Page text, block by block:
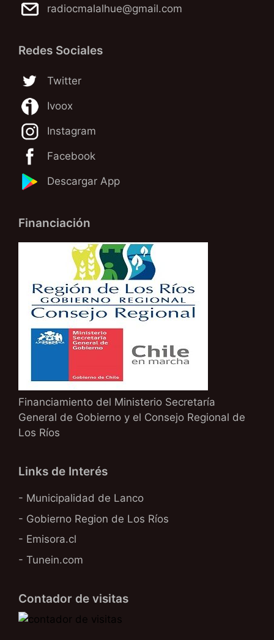
radiocmalalhue@gmail.com
Redes Sociales
Twitter
Ivoox
Instagram
Facebook
Descargar App
Financiación
Financiamiento del Ministerio Secretaría
General de Gobierno y el Consejo Regional de
Los Ríos
Links de Interés
- Municipalidad de Lanco
- Gobierno Region de Los Ríos
- Emisora.cl
- Tunein.com
Contador de visitas